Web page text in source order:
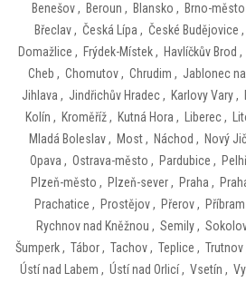
Benešov, Beroun , Blansko , Brno-město
Břeclav, Česká Lípa , České Budějovice ,
Domažlice , Frýdek-Místek, Havlíčkův Brod ,
Cheb , Chomutov, Chrudim , Jablonec
Jihlava , Jindřichův Hradec, Karlovy Vary,
Kolín , Kroměříž, Kutná Hora , Liberec,
Mladá Boleslav, Most, Náchod , Nový
Opava , Ostrava-město , Pardubice ,
Plzeň-město , Plzeň-sever, Praha ,
Prachatice , Prostějov, Přerov, Příbram
Rychnov nad Kněžnou , Semily,
Šumperk, Tábor, Tachov, Teplice , Trutnov
Ústí nad Labem , Ústí nad Orlicí, Vsetín ,